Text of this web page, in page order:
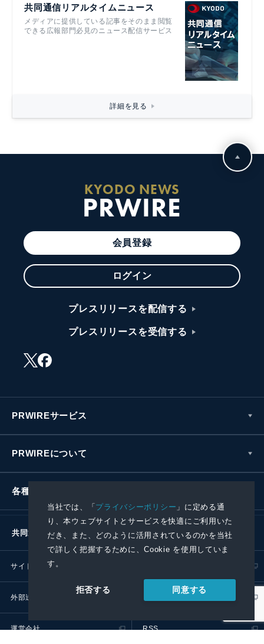
当社では、「プライバシーポリシー 」に定める通
り、本ウェブサイトとサービスを快適にご利用いた
だき、また、どのように活用されているのかを当社
で詳しく把握するために、Cookie を使用していま
す。
拒否する 同意する
共同通信リアルタイムニュース
メディアに提供している記事をそのまま閲覧
できる広報部門必見のニュース配信サービス
詳細を見る
KYODO NEWS
PRWIRE
会員登録
ログイン
プレスリリースを配信する
プレスリリースを受信する
PRWIREサービス
PRWIREについて
各種お問い合わせ
共同通信社グループ
サイトポリシー
外部送信ポリシー
運営会社 RSS